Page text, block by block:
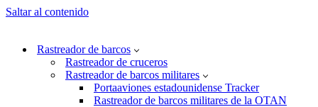
Saltar al contenido
Rastreador de barcos
Rastreador de cruceros
Rastreador de barcos militares
Portaaviones estadounidense Tracker
Rastreador de barcos militares de la OTAN